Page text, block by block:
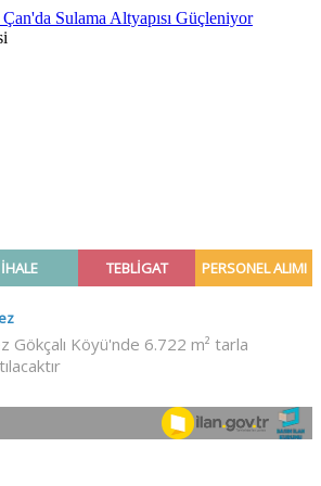
Çan'da Sulama Altyapısı Güçleniyor